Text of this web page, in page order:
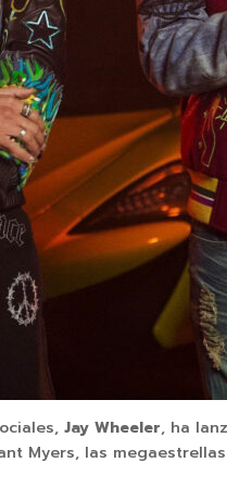
Jay Wheeler, ha
Myers, las